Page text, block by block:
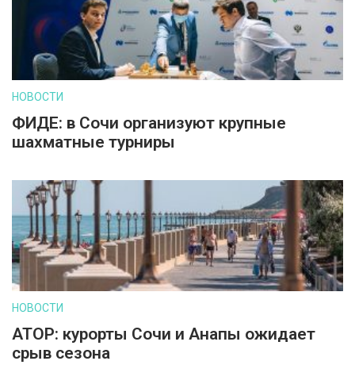
НОВОСТИ
ФИДЕ: в Сочи организуют крупные
шахматные турниры
НОВОСТИ
АТОР: курорты Сочи и Анапы ожидает
срыв сезона